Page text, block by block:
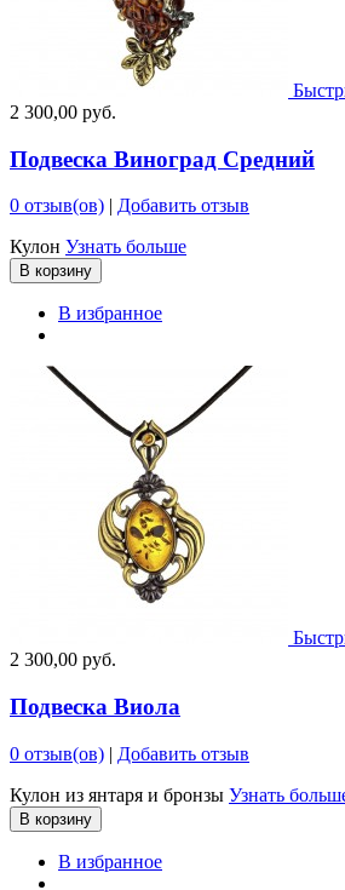
2 300,00 руб.
Подвеска Виноград Средний
0 отзыв(ов) | Добавить отзыв
Кулон Узнать больше
В корзину
В избранное
2 300,00 руб.
Подвеска Виола
0 отзыв(ов) | Добавить отзыв
Кулон из янтаря и бронзы Узнать
В корзину
В избранное